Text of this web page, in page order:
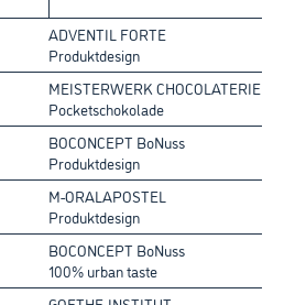
ADVENTIL FORTE
Produktdesign
MEISTERWERK CHOCOLATERIE
Pocket­schokolade
BOCONCEPT BoNuss
Produktdesign
M-ORALAPOSTEL
Produktdesign
BOCONCEPT BoNuss
100% urban taste